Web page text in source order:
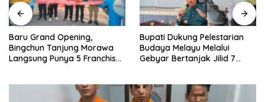
Bupati Dukung Pelestarian
Budaya Melayu Melalui
Gebyar Bertanjak Jilid 7
Sebelumnya Berlantaikan
Tanah Beralaskan Tikar, Kini
Ibu Paijem Nikmati Lantai
0208/Asahan